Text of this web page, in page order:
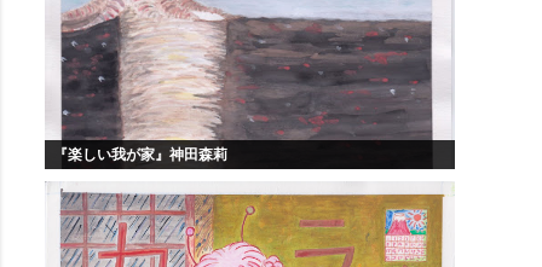
『楽しい我が家』神田森莉